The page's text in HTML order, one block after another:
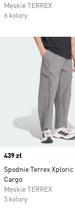
Męskie TERREX
6 kolory
Price
439 zł
Spodnie Terrex Xploric
Cargo
Męskie TERREX
5 kolory